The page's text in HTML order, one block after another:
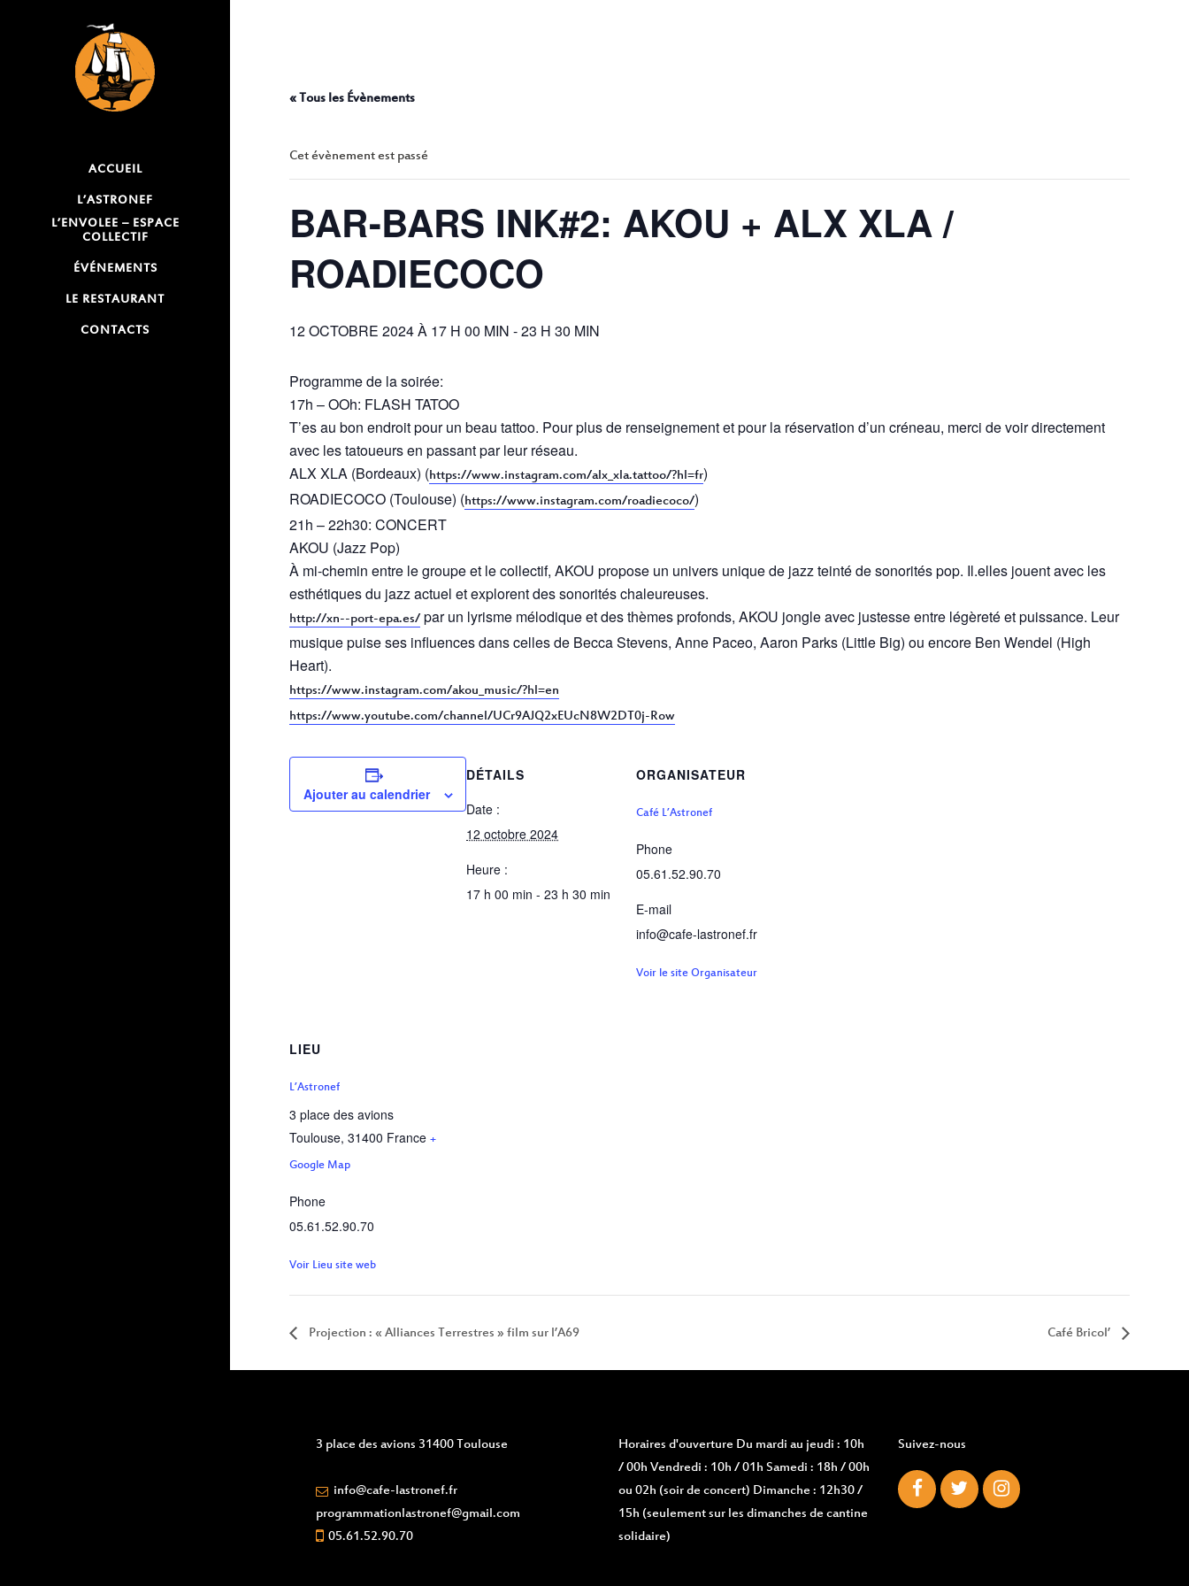
ACCUEIL
L’ASTRONEF
L’ENVOLEE – ESPACE
COLLECTIF
ÉVÉNEMENTS
LE RESTAURANT
CONTACTS
« Tous les Évènements
Cet évènement est passé
BAR-BARS INK#2: AKOU + ALX XLA /
ROADIECOCO
12 OCTOBRE 2024 À 17 H 00 MIN -23 H 30 MIN
Programme de la soirée:
17h – OOh: FLASH TATOO
T’es au bon endroit pour un beau tattoo. Pour plus de renseignement et pour la réservation d’un créneau, merci de voir directement
avec les tatoueurs en passant par leur réseau.
ALX XLA (Bordeaux) (https://www.instagram.com/alx_xla.tattoo/?hl=fr)
ROADIECOCO (Toulouse) (https://www.instagram.com/roadiecoco/)
21h – 22h30: CONCERT
AKOU (Jazz Pop)
À mi-chemin entre le groupe et le collectif, AKOU propose un univers unique de jazz teinté de sonorités pop. Il.elles jouent avec les
esthétiques du jazz actuel et explorent des sonorités chaleureuses.
http://xn--port-epa.es/ par un lyrisme mélodique et des thèmes profonds, AKOU jongle avec justesse entre légèreté et puissance. Leur
musique puise ses influences dans celles de Becca Stevens, Anne Paceo, Aaron Parks (Little Big) ou encore Ben Wendel (High
Heart).
https://www.instagram.com/akou_music/?hl=en
https://www.youtube.com/channel/UCr9AJQ2xEUcN8W2DT0j-Row
Ajouter au calendrier
DÉTAILS
Date :
12 octobre 2024
Heure :
17 h 00 min - 23 h 30 min
ORGANISATEUR
Café L’Astronef
Phone
05.61.52.90.70
E-mail
info@cafe-lastronef.fr
Voir le site Organisateur
LIEU
L’Astronef
3 place des avions
Toulouse, 31400 France +
Google Map
Phone
05.61.52.90.70
Voir Lieu site web
Projection : « Alliances Terrestres » film sur l’A69 Café Bricol’
3 place des avions 31400 Toulouse
info@cafe-lastronef.fr
programmationlastronef@gmail.com
05.61.52.90.70
Horaires d'ouvertureDu mardi au jeudi : 10h
/ 00h Vendredi : 10h / 01h Samedi : 18h / 00h
ou 02h (soir de concert) Dimanche : 12h30 /
15h (seulement sur les dimanches de cantine
solidaire)
Suivez-nous